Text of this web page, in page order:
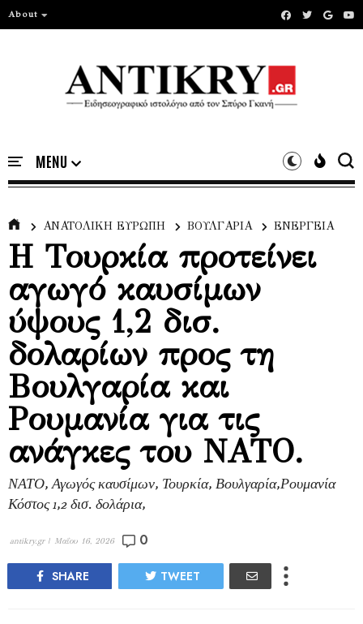
About
ΑΝΑΤΟΛΙΚΗ ΕΥΡΩΠΗ ΒΟΥΛΓΑΡΙΑ ΕΝΕΡΓΕΙΑ
Η Τουρκία προτείνει
αγωγό καυσίμων
ύψους 1,2 δισ.
δολαρίων προς τη
Βουλγαρία και
Ρουμανία για τις
ανάγκες του ΝΑΤΟ.
ΝΑΤΟ, Αγωγός καυσίμων, Τουρκία, Βουλγαρία,Ρουμανία
Κόστος 1,2 δισ. δολάρια,
antikry.gr | Μαΐου 16, 2026 0
SHARE TWEET